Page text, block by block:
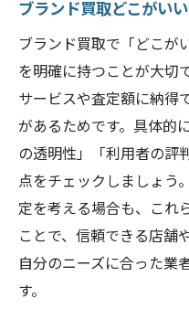
ブランド買取どこがい
ブランド買取で「どこが
を明確に持つことが大切
サービスや査定額に納得
があるためです。具体的
の透明性」「利用者の評
点をチェックしましょう
定を考える場合も、これ
ことで、信頼できる店舗
自分のニーズに合った業
す。